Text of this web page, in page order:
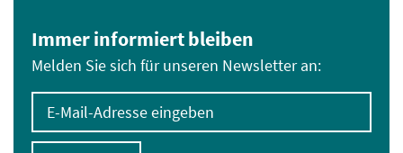
Immer informiert bleiben
Melden Sie sich für unseren Newsletter an:
E-Mail-Adresse eingeben